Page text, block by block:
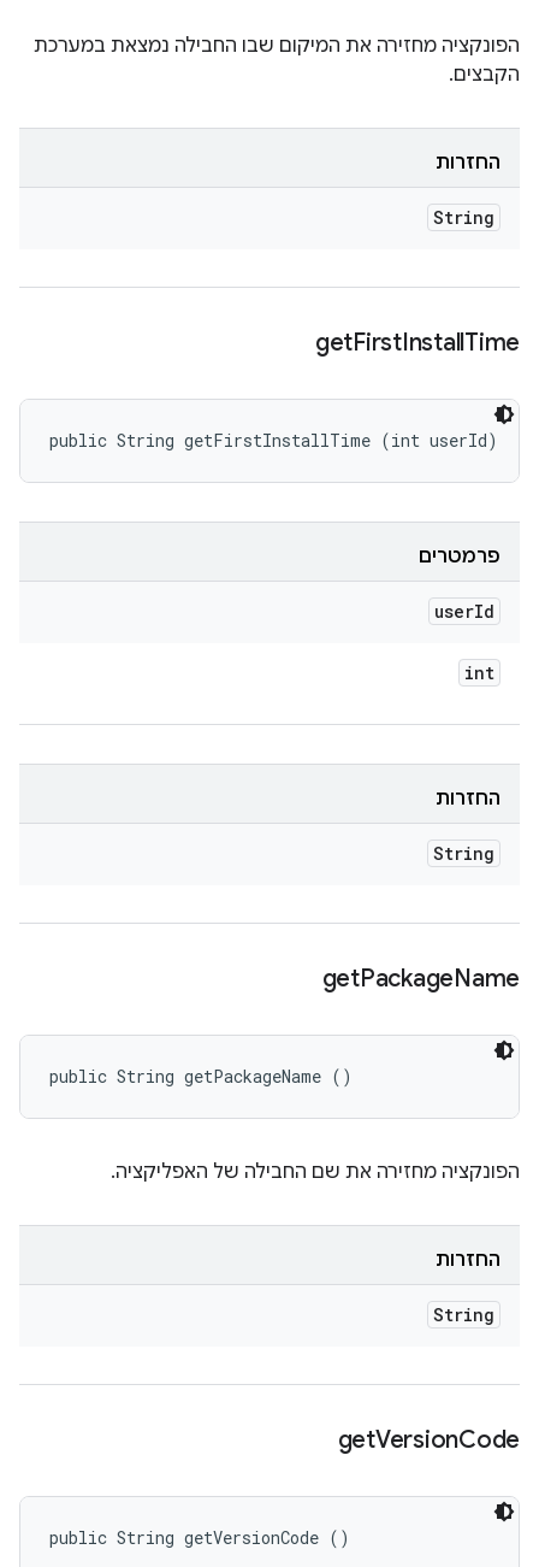
הפונקציה מחזירה את המיקום שבו החבילה נמצאת במערכת
הקבצים.
החזרות
String
getFirstInstallTime
public String getFirstInstallTime (int userId)
פרמטרים
userId
int
החזרות
String
getPackageName
public String getPackageName ()
הפונקציה מחזירה את שם החבילה של האפליקציה.
החזרות
String
getVersionCode
public String getVersionCode ()